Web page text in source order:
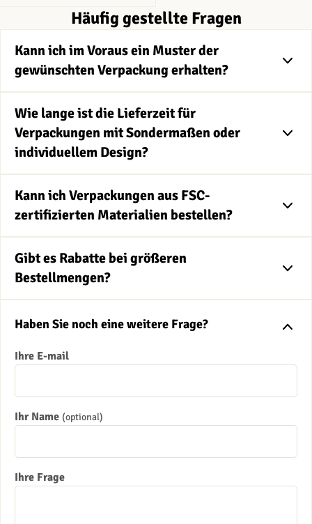
Häufig gestellte Fragen
Kann ich im Voraus ein Muster der
gewünschten Verpackung erhalten?
Wie lange ist die Lieferzeit für
Verpackungen mit Sondermaßen oder
individuellem Design?
Kann ich Verpackungen aus FSC-
zertifizierten Materialien bestellen?
Gibt es Rabatte bei größeren
Bestellmengen?
Haben Sie noch eine weitere Frage?
Ihre E-mail
Ihr Name (optional)
Ihre Frage